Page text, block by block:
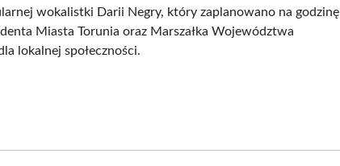
wokalistki Darii Negry, który zaplanowano na godzinę
Miasta Torunia oraz Marszałka Województwa
lokalnej społeczności.